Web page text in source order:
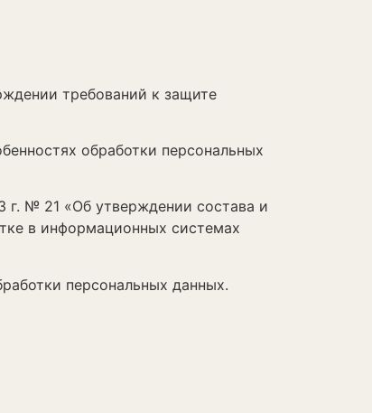
требований к защите
обработки персональных
№ 21 «Об утверждении состава и
в информационных системах
персональных данных.